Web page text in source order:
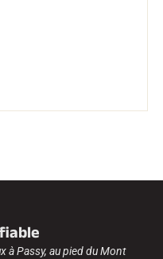
à Passy, au pied du Mont